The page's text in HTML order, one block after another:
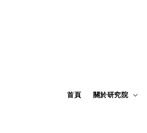
首頁 關於研究院